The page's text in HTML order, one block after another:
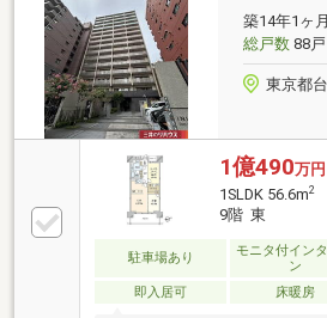
半蔵門線「三越前」駅 徒歩7
駅 徒歩12分
築14年1ヶ
総戸数88戸
東京都
1億490万円
1SLDK 56.6m2
9階 東
駐車場あり
モニタ付イン
ン
即入居可 床暖房